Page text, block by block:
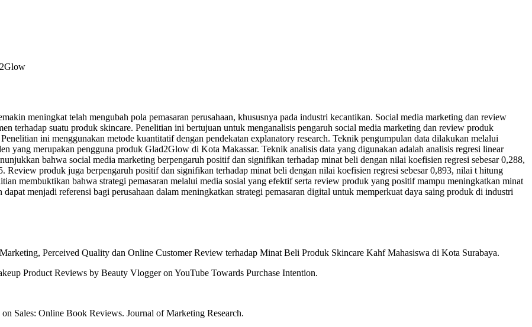
meningkat telah mengubah pola pemasaran perusahaan, khususnya pada industri kecantikan. Social media marketing dan review
terhadap suatu produk skincare. Penelitian ini bertujuan untuk menganalisis pengaruh social media marketing dan review produk
ini menggunakan metode kuantitatif dengan pendekatan explanatory research. Teknik pengumpulan data dilakukan melalui
yang merupakan pengguna produk Glad2Glow di Kota Makassar. Teknik analisis data yang digunakan adalah analisis regresi linear
bahwa social media marketing berpengaruh positif dan signifikan terhadap minat beli dengan nilai koefisien regresi sebesar 0,288,
Review produk juga berpengaruh positif dan signifikan terhadap minat beli dengan nilai koefisien regresi sebesar 0,893, nilai t hitung
membuktikan bahwa strategi pemasaran melalui media sosial yang efektif serta review produk yang positif mampu meningkatkan minat
menjadi referensi bagi perusahaan dalam meningkatkan strategi pemasaran digital untuk memperkuat daya saing produk di industri
Perceived Quality dan Online Customer Review terhadap Minat Beli Produk Skincare Kahf Mahasiswa di Kota Surabaya.
Product Reviews by Beauty Vlogger on YouTube Towards Purchase Intention.
Sales: Online Book Reviews. Journal of Marketing Research.